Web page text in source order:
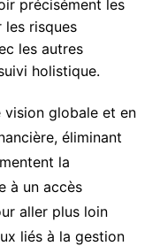
précisément les
risques
les autres
holistique.
vision globale et en
éliminant
la
à un accès
aller plus loin
liés à la gestion